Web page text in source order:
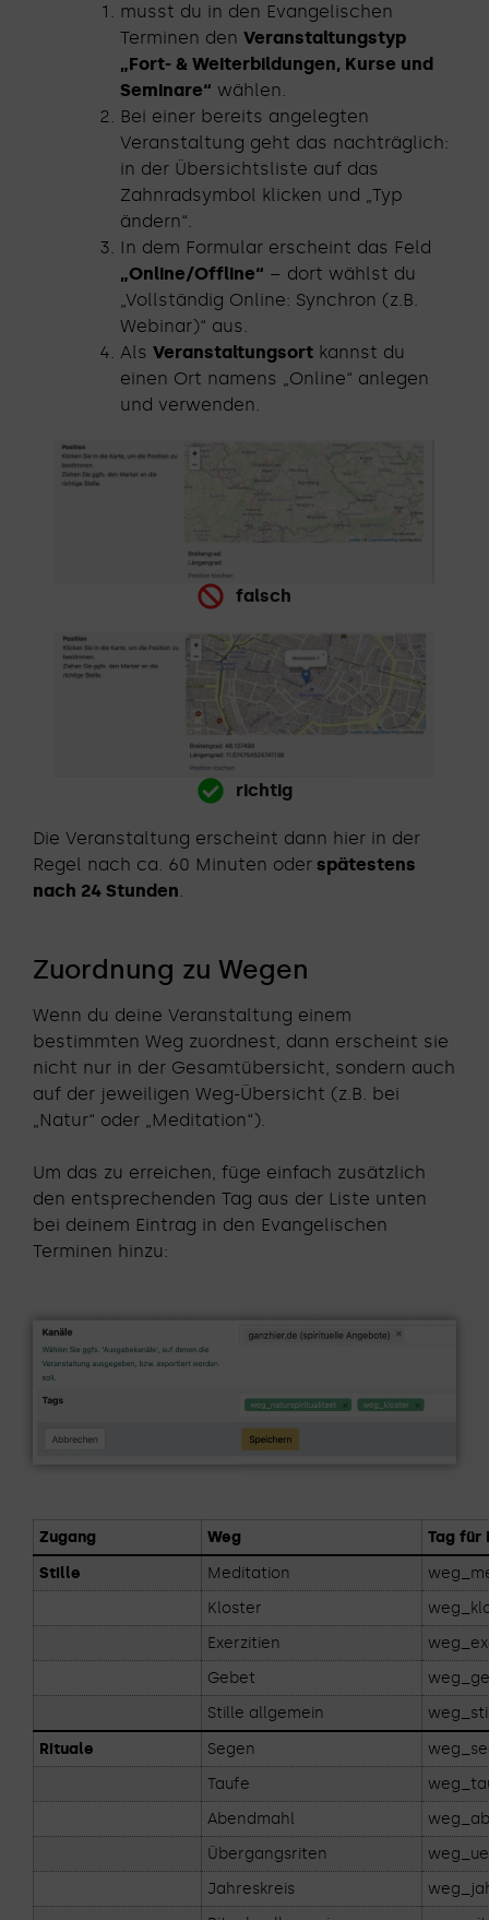
musst du in den Evangelischen
Terminen den Veranstaltungstyp
„Fort- & Weiterbildungen, Kurse und
Seminare“ wählen.
Bei einer bereits angelegten
Veranstaltung geht das nachträglich:
in der Übersichtsliste auf das
Zahnradsymbol klicken und „Typ
ändern“.
In dem Formular erscheint das Feld
„Online/Offline“ – dort wählst du
„Vollständig Online: Synchron (z.B.
Webinar)“ aus.
Als Veranstaltungsort kannst du
einen Ort namens „Online“ anlegen
und verwenden.
falsch
richtig
Die Veranstaltung erscheint dann hier in der
Regel nach ca. 60 Minuten oder spätestens
nach 24 Stunden
Zuordnung zu Wegen
Wenn du deine Veranstaltung einem
bestimmten Weg zuordnest, dann erscheint sie
nicht nur in der Gesamtübersicht, sondern auch
auf der jeweiligen Weg-Übersicht (z.B. bei
„Natur“ oder „Meditation“).
Um das zu erreichen, füge einfach zusätzlich
den entsprechenden Tag aus der Liste unten
bei deinem Eintrag in den Evangelischen
Terminen hinzu:
Zugang Weg
Tag für
Stille
Meditation
Kloster
Exerzitien
Gebet
Stille allgemein
Rituale
Segen
Taufe
Abendmahl
Übergangsriten
Jahreskreis